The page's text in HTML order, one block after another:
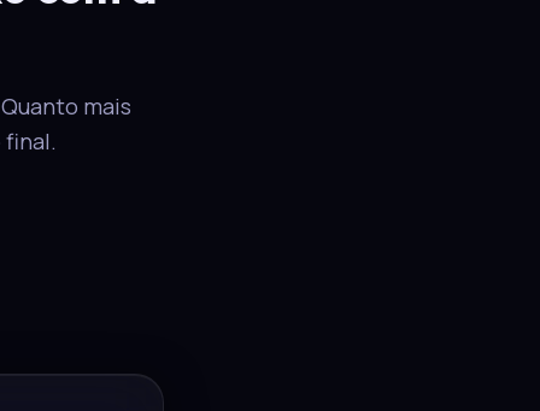
mais